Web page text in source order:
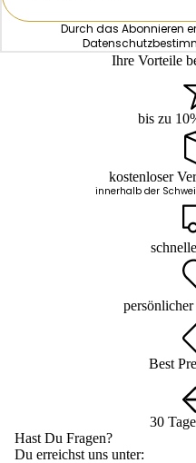
Durch das Abonnieren
Ihre Vorteile
bis zu
kostenloser
innerhalb der
Best
30
Hast Du Fragen?
Du erreichst uns unter: